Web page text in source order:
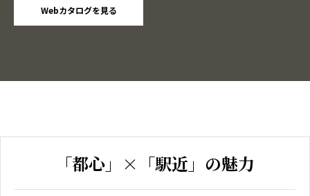
Webカタログを見る
「都心」×「駅近」の魅力